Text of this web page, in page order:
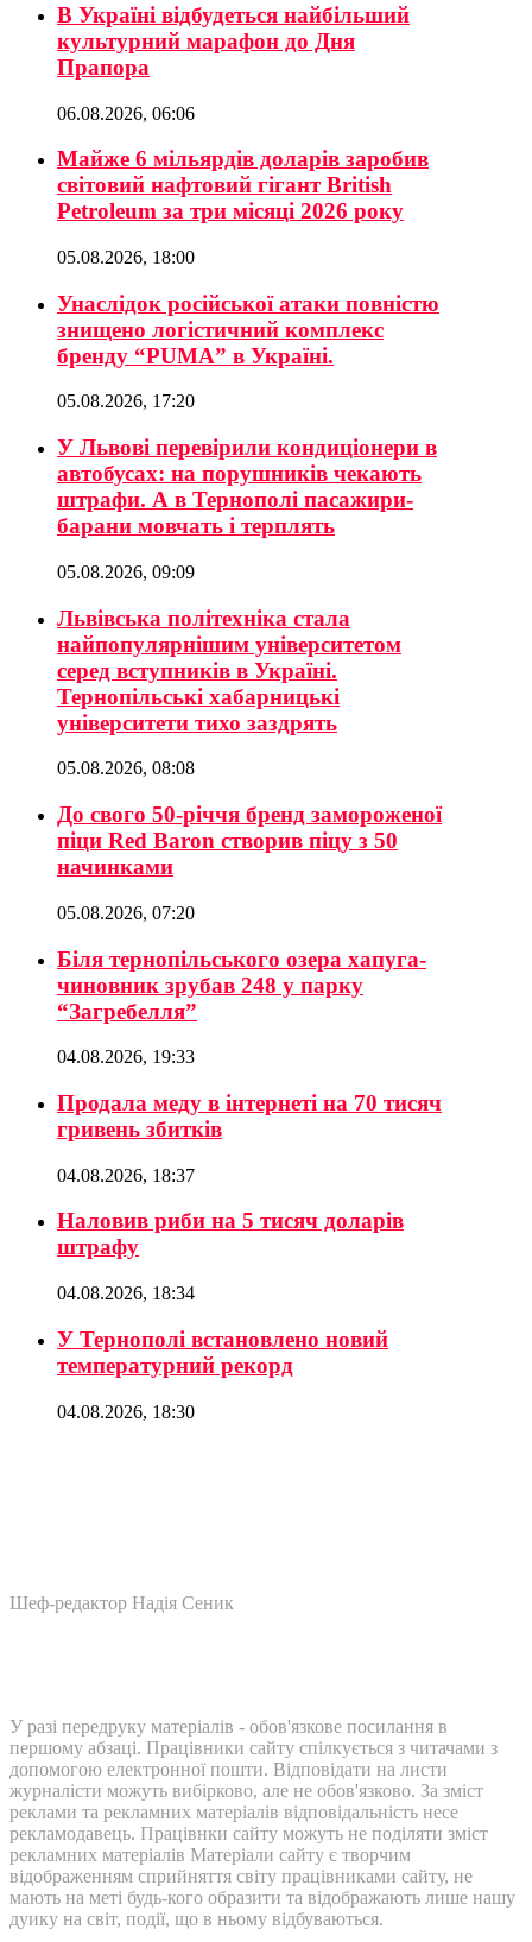
В Україні відбудеться найбільший
культурний марафон до Дня
Прапора
06.08.2026, 06:06
Майже 6 мільярдів доларів заробив
світовий нафтовий гігант British
Petroleum за три місяці 2026 року
05.08.2026, 18:00
Унаслідок російської атаки повністю
знищено логістичний комплекс
бренду “PUMA” в Україні.
05.08.2026, 17:20
У Львові перевірили кондиціонери в
автобусах: на порушників чекають
штрафи. А в Тернополі пасажири-
барани мовчать і терплять
05.08.2026, 09:09
Львівська політехніка стала
найпопулярнішим університетом
серед вступників в Україні.
Тернопільські хабарницькі
університети тихо заздрять
05.08.2026, 08:08
До свого 50-річчя бренд замороженої
піци Red Baron створив піцу з 50
начинками
05.08.2026, 07:20
Біля тернопільського озера хапуга-
чиновник зрубав 248 у парку
“Загребелля”
04.08.2026, 19:33
Продала меду в інтернеті на 70 тисяч
гривень збитків
04.08.2026, 18:37
Наловив риби на 5 тисяч доларів
штрафу
04.08.2026, 18:34
У Тернополі встановлено новий
температурний рекорд
04.08.2026, 18:30
Шеф-редактор Надія Сеник
У разі передруку матеріалів - обов'язкове посилання в
першому абзаці. Працівники сайту спілкується з читачами з
допомогою електронної пошти. Відповідати на листи
журналісти можуть вибірково, але не обов'язково. За зміст
реклами та рекламних матеріалів відповідальність несе
рекламодавець. Працівнки сайту можуть не поділяти зміст
рекламних матеріалів Матеріали сайту є творчим
відображенням сприйняття світу працівниками сайту, не
мають на меті будь-кого образити та відображають лише нашу
дуику на світ, події, що в ньому відбуваються.